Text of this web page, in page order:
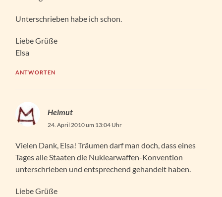
Unterschrieben habe ich schon.
Liebe Grüße
Elsa
ANTWORTEN
Helmut
24. April 2010 um 13:04 Uhr
Vielen Dank, Elsa! Träumen darf man doch, dass eines
Tages alle Staaten die Nuklearwaffen-Konvention
unterschrieben und entsprechend gehandelt haben.
Liebe Grüße